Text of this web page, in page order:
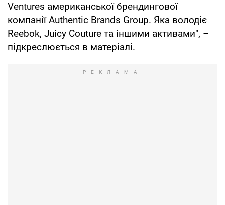
Ventures американської брендингової
компанії Authentic Brands Group. Яка володіє
Reebok, Juicy Couture та іншими активами", –
підкреслюється в матеріалі.